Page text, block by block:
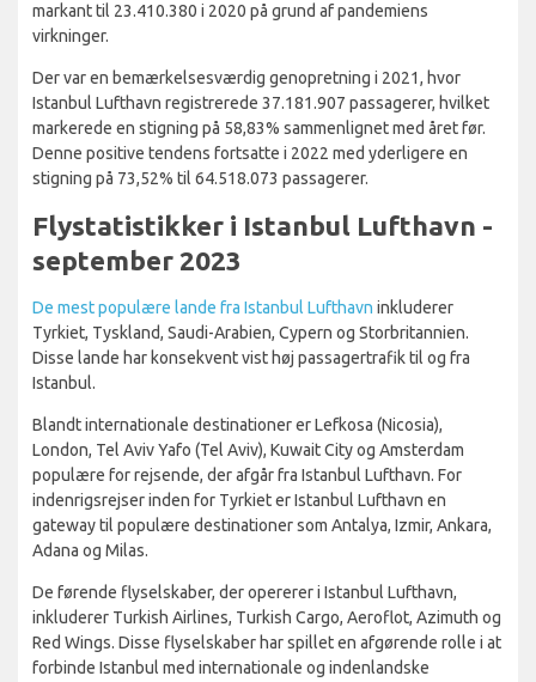
markant til 23.410.380 i 2020 på grund af pandemiens
virkninger.
Der var en bemærkelsesværdig genopretning i 2021, hvor
Istanbul Lufthavn registrerede 37.181.907 passagerer, hvilket
markerede en stigning på 58,83% sammenlignet med året før.
Denne positive tendens fortsatte i 2022 med yderligere en
stigning på 73,52% til 64.518.073 passagerer.
Flystatistikker i Istanbul Lufthavn -
september 2023
De mest populære lande fra Istanbul Lufthavn inkluderer
Tyrkiet, Tyskland, Saudi-Arabien, Cypern og Storbritannien.
Disse lande har konsekvent vist høj passagertrafik til og fra
Istanbul.
Blandt internationale destinationer er Lefkosa (Nicosia),
London, Tel Aviv Yafo (Tel Aviv), Kuwait City og Amsterdam
populære for rejsende, der afgår fra Istanbul Lufthavn. For
indenrigsrejser inden for Tyrkiet er Istanbul Lufthavn en
gateway til populære destinationer som Antalya, Izmir, Ankara,
Adana og Milas.
De førende flyselskaber, der opererer i Istanbul Lufthavn,
inkluderer Turkish Airlines, Turkish Cargo, Aeroflot, Azimuth og
Red Wings. Disse flyselskaber har spillet en afgørende rolle i at
forbinde Istanbul med internationale og indenlandske